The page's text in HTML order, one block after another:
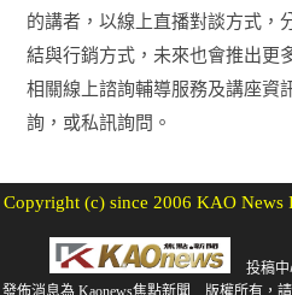
的講者，以線上直播對談方式，
結與行銷方式，未來也會推出更
相關線上諮詢輔導服務及講座資
詢，或私訊詢問。
Copyright (c) since 2006 KAO News
投稿
發佈消息為 Kaonews焦點新聞 版權所有，